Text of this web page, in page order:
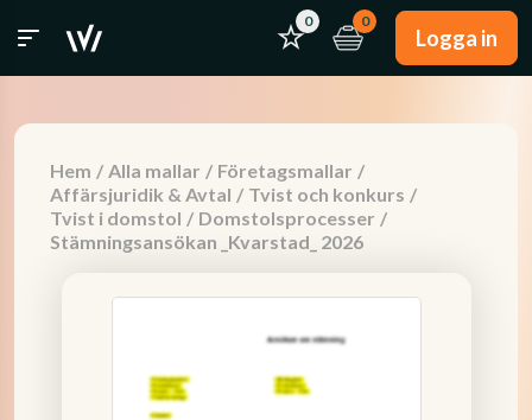
0 0
Logga in
Hem / Alla mallar / Företagsmallar /
Affärsjuridik & Avtal / Tvist och konkurs /
Tvist i domstol / Domstolsprocesser /
Stämningsansökan _Kvarstad_ 2026